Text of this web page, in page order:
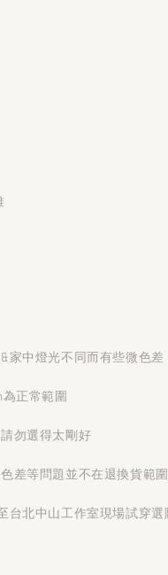
家中燈光不同而有些微色
正常範圍
勿選得太剛好
差等問題並不在退換貨範
台北中山工作室現場試穿選